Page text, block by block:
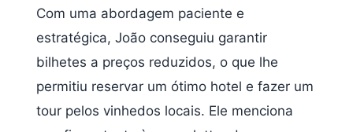
Com uma abordagem paciente e
estratégica, João conseguiu garantir
bilhetes a preços reduzidos, o que lhe
permitiu reservar um ótimo hotel e fazer um
tour pelos vinhedos locais. Ele menciona